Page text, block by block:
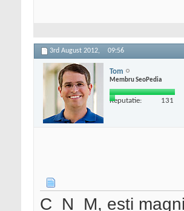
3rd August 2012, 09:56
Tom
Membru SeoPedia
Reputatie: 131
C_N_M, esti